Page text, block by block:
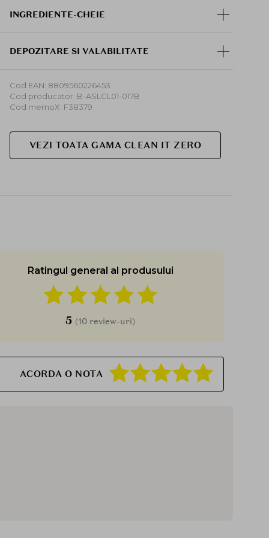
INGREDIENTE-CHEIE
DEPOZITARE SI VALABILITATE
Cod EAN: 8809560226453
Cod producator: B-ASLCL01-017B
Cod memoX: F38379
VEZI TOATA GAMA CLEAN IT ZERO
Ratingul general al produsului
5 (10 review-uri)
ACORDA O NOTA